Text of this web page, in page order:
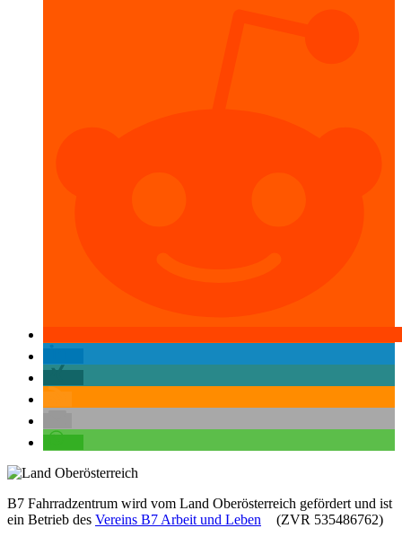
B7 Fahrradzentrum wird vom Land Oberösterreich gefördert und ist
ein Betrieb des Vereins B7 Arbeit und Leben (ZVR 535486762)